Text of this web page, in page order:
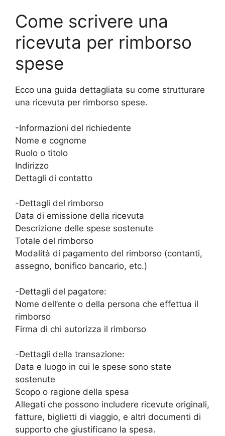
Come scrivere una
ricevuta per rimborso
spese
Ecco una guida dettagliata su come strutturare
una ricevuta per rimborso spese.
-Informazioni del richiedente
Nome e cognome
Ruolo o titolo
Indirizzo
Dettagli di contatto
-Dettagli del rimborso
Data di emissione della ricevuta
Descrizione delle spese sostenute
Totale del rimborso
Modalità di pagamento del rimborso (contanti,
assegno, bonifico bancario, etc.)
-Dettagli del pagatore:
Nome dell’ente o della persona che effettua il
rimborso
Firma di chi autorizza il rimborso
-Dettagli della transazione:
Data e luogo in cui le spese sono state
sostenute
Scopo o ragione della spesa
Allegati che possono includere ricevute originali,
fatture, biglietti di viaggio, e altri documenti di
supporto che giustificano la spesa.